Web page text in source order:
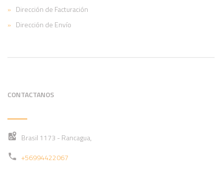
Dirección de Facturación
Dirección de Envío
CONTACTANOS
Brasil 1173 - Rancagua,
+56994422067